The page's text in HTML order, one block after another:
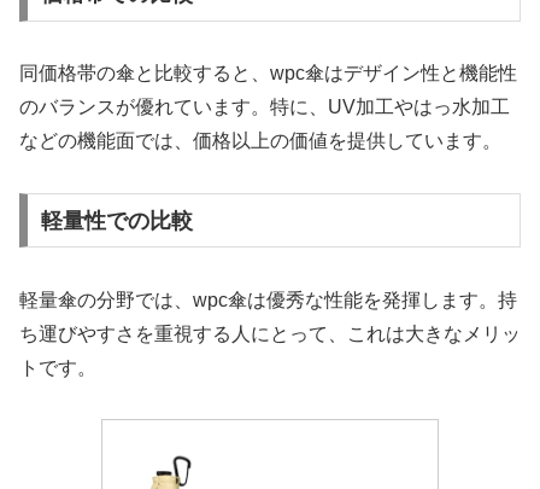
同価格帯の傘と比較すると、wpc傘はデザイン性と機能性
のバランスが優れています。特に、UV加工やはっ水加工
などの機能面では、価格以上の価値を提供しています。
軽量性での比較
軽量傘の分野では、wpc傘は優秀な性能を発揮します。持
ち運びやすさを重視する人にとって、これは大きなメリッ
トです。